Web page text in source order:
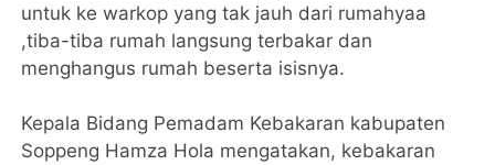
untuk ke warkop yang tak jauh dari rumahyaa
,tiba-tiba rumah langsung terbakar dan
menghangus rumah beserta isisnya.
Kepala Bidang Pemadam Kebakaran kabupaten
Soppeng Hamza Hola mengatakan, kebakaran